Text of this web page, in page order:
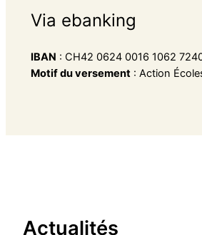
Via ebanking
IBAN : CH42 0624 0016 1062
Motif du versement: Action
Actualités